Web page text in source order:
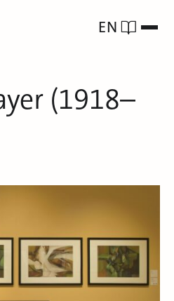
EN
(1918–